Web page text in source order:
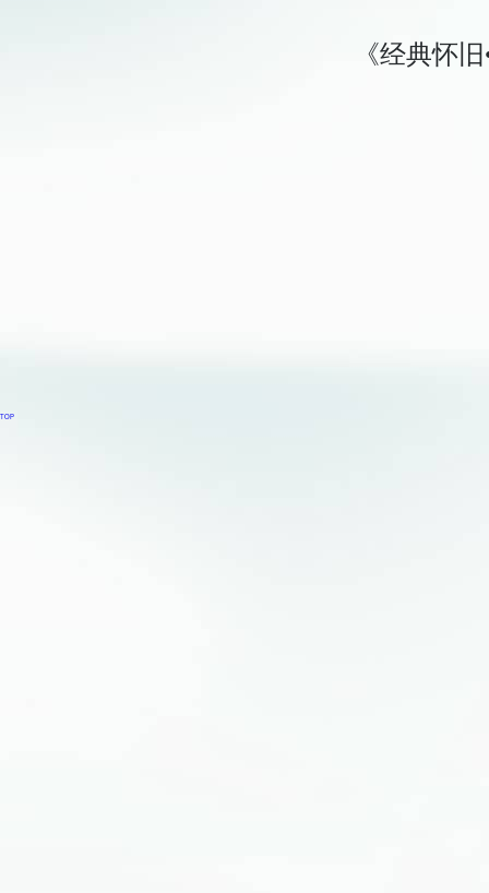
《经典怀
TOP